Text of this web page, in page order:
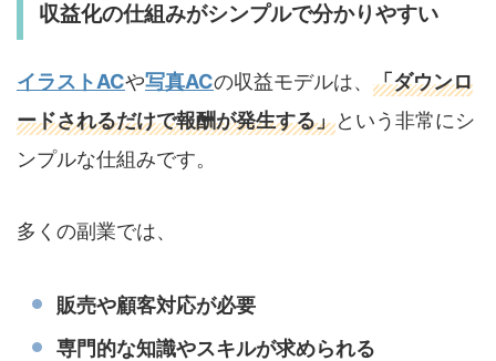
収益化の仕組みがシンプルで分かりやすい
イラストACや写真ACの収益モデルは、 「ダウンロ
ードされるだけで報酬が発生する」という非常にシ
ンプルな仕組みです。
多くの副業では、
販売や顧客対応が必要
専門的な知識やスキルが求められる